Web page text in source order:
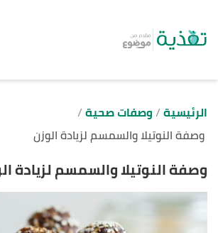
الرئيسية وصفات صحية
وصفة النوتيلا والسمسم لزيادة الوزن
وصفة النوتيلا والسمسم لزيادة